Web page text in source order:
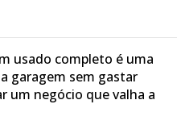
usado completo é uma
garagem sem gastar
um negócio que valha a